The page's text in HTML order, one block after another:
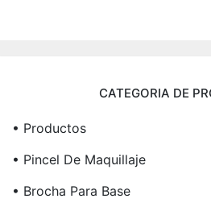
CATEGORIA DE
• Productos
• Pincel De Maquillaje
• Brocha Para Base